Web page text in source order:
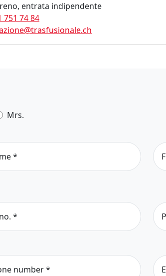
entrata indipendente
751 74 84
Mrs.
*
*
number*